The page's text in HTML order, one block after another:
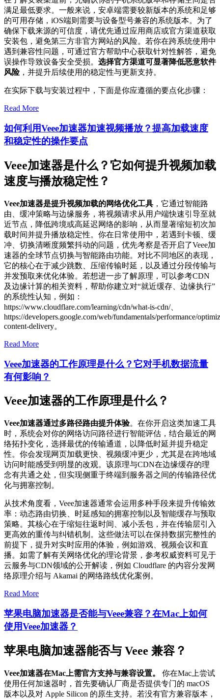
满足最低要求。一般来说，安卓端需要较新版本的系统和足够
的可用存储，iOS端则需要与设备型号兼容的系统版本。为了
确保下载来源的可信度，请优先通过应用商店或官方渠道获取
安装包，避免第三方非官方网站的风险。若你在跨系统使用中
遇到兼容性问题，可通过官方帮助中心获取针对性解答，避免
误操作导致设备安全受损。 选择官方渠道可显著降低恶意软件
风险，并提升后续使用的稳定性与更新支持。
在实际下载与安装过程中，下面是你应遵循的要点化步骤：
Read More
如何利用Veee加速器加速视频播放？提高加载速度
和稳定性的操作要点
Veee加速器是什么？它如何提升视频加载
速度与播放稳定性？
Veee加速器是提升视频加载的网络优化工具 ，它通过智能路
由、缓冲策略与边缘服务，将视频请求从用户端快速引导至就
近节点，降低跨境或高延迟网络的影响，从而显著缩短初次加
载时间并提升播放稳定性。你在日常使用中，若遇到卡顿、缓
冲、切换清晰度频繁抖动的问题，优先考察是否开启了Veee加
速器的全球节点切换与智能路由功能。对比不同地区的表现，
它的核心在于减少跳数、压缩传输时延，以及通过分段传输与
并发预取来优化体验。若想进一步了解原理，可以参考CDN
及边缘计算的相关资料，帮助你建立对“就近缓存、边缘执行”
的系统性认知，例如：
https://www.cloudflare.com/learning/cdn/what-is-cdn/、
https://developers.google.com/web/fundamentals/performance/
content-delivery。
Read More
Veee加速器的工作原理是什么？它对手机数据流量
有何影响？
Veee加速器的工作原理是什么？
Veee加速器通过多路径路由提升体验。在你开启这类加速工具
时，系统会对你的网络访问路径进行智能评估，结合最近的网
络拓扑变化，选择最优的传输通道，以降低时延并提升稳定
性。你会发现网页加载更快、视频缓冲更少，尤其是在跨地域
访问时能感受到明显的改观。该原理与CDN在边缘缓存的理
念有共通之处，但实现侧重于终端到服务器之间的传输路径优
化与拥塞控制。
从技术角度看，Veee加速器通常会运用多种手段来提升传输效
率：动态路由切换、时延感知的拥塞控制以及智能缓存与预取
策略。其核心在于缩短往返时间、减小丢包，并在传输层引入
更高效的重传与纠错机制。这些做法可以在保持数据完整性的
前提下，提升对实时应用的体验，例如游戏、视频会议和直
播。如需了解有关网络优化的理论背景，参考权威资料可见于
云服务与CDN领域的公开解读，例如 Cloudflare 的内容分发网
络原理介绍与 Akamai 的网络路线优化案例。
Read More
苹果电脑加速器是否能与Veee兼容？在Mac上如何
使用Veee加速器？
苹果电脑加速器能否与 Veee 兼容？
Veee加速器在Mac上需官方支持与兼容设置。
你在Mac上尝试
使用任何加速器时，首先要确认厂商是否提供专门的 macOS
版本以及对 Apple Silicon 的原生支持。若没有官方兼容版本，